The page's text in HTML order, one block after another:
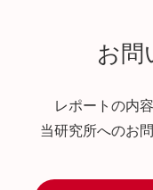
お問
レポートの内
当研究所へのお